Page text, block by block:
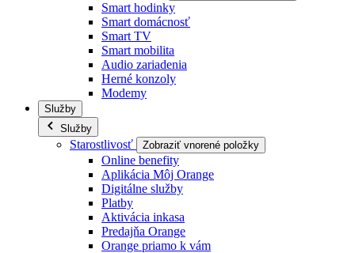
Smart hodinky
Smart domácnosť
Smart TV
Smart mobilita
Audio zariadenia
Herné konzoly
Modemy
Služby
Služby
Starostlivosť Zobraziť vnorené položky
Online benefity
Aplikácia Môj Orange
Digitálne služby
Platby
Aktivácia inkasa
Predajňa Orange
Orange priamo k vám